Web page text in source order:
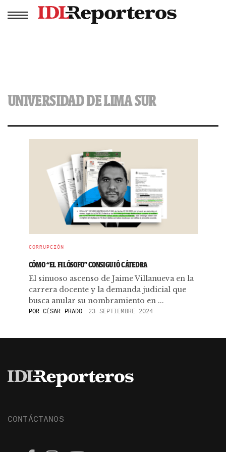
UNIVERSIDAD DE LIMA SUR
CORRUPCIÓN
CÓMO “EL FILÓSOFO” CONSIGUIÓ CÁTEDRA
El sinuoso ascenso de Jaime Villanueva en la
carrera docente y la demanda judicial que
busca anular su nombramiento en ...
POR CÉSAR PRADO 23 SEPTIEMBRE 2024
CONTÁCTANOS